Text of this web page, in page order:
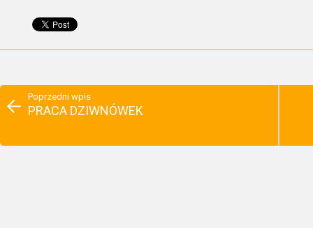
Poprzedni wpis
PRACA DZIWNÓWEK